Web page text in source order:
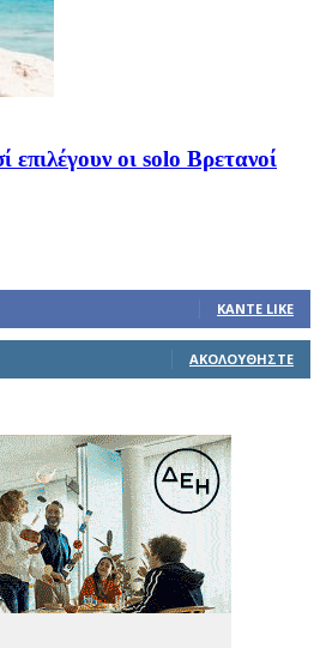
επιλέγουν οι solo Βρετανοί
ΚΆΝΤΕ LIKE
ΑΚΟΛΟΥΘΉΣΤΕ